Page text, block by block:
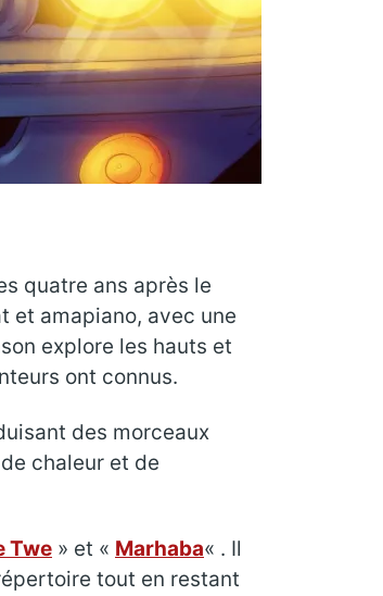
quatre ans après le
et amapiano, avec une
explore les hauts et
ont connus.
des morceaux
chaleur et de
Twe » et « Marhaba« . Il
tout en restant